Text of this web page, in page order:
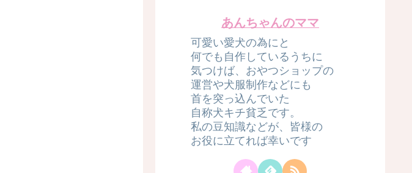
あんちゃんのママ
可愛い愛犬の為にと
何でも自作しているうちに
気つけば、おやつショップの
運営や犬服制作などにも
首を突っ込んでいた
自称犬キチ貧乏です。
私の豆知識などが、皆様の
お役に立てれば幸いです